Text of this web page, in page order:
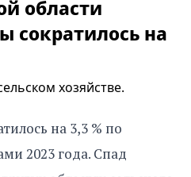
области
сократилось на
хозяйстве.
на 3,3 % по
2023 года. Спад